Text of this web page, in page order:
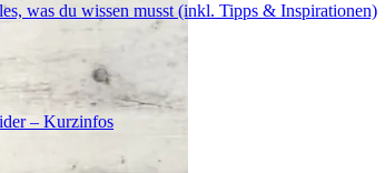
was du wissen musst (inkl. Tipps & Inspirationen)
– Kurzinfos